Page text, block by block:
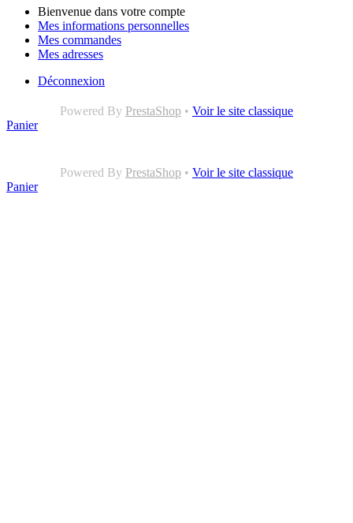
Bienvenue dans votre compte
Mes informations personnelles
Mes commandes
Mes adresses
Déconnexion
Powered By PrestaShop • Voir le site classique
Panier
Powered By PrestaShop • Voir le site classique
Panier